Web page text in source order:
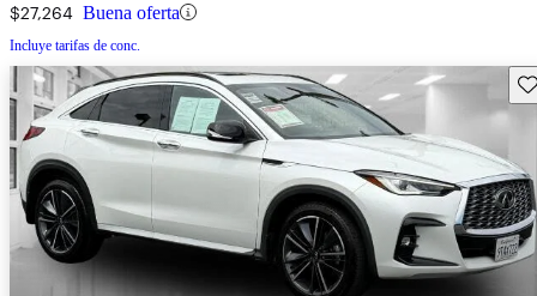
$27,264 Buena oferta
Incluye tarifas de conc.